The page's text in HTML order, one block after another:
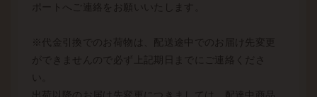
ポートへご連絡をお願いいたします。
※代金引換でのお荷物は、配送途中でのお届け先変更
ができませんので必ず上記期日までにご連絡くださ
出荷以降のお届け先変更につきましては、配達中商品